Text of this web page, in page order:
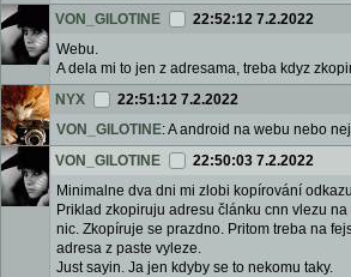
VON_GILOTINE
22:52:12 7.2.2022
Webu.
A dela mi to jen z adresama, treba kdyz
NYX
22:51:12 7.2.2022
VON_GILOTINE: A android na webu nebo
VON_GILOTINE
22:50:03 7.2.2022
Minimalne dva dni mi zlobi kopírování
Priklad zkopiruju adresu článku cnn vlezu
nic. Zkopíruje se prazdno. Pritom treba na
adresa z paste vyleze.
Just sayin. Ja jen kdyby se to nekomu taky.